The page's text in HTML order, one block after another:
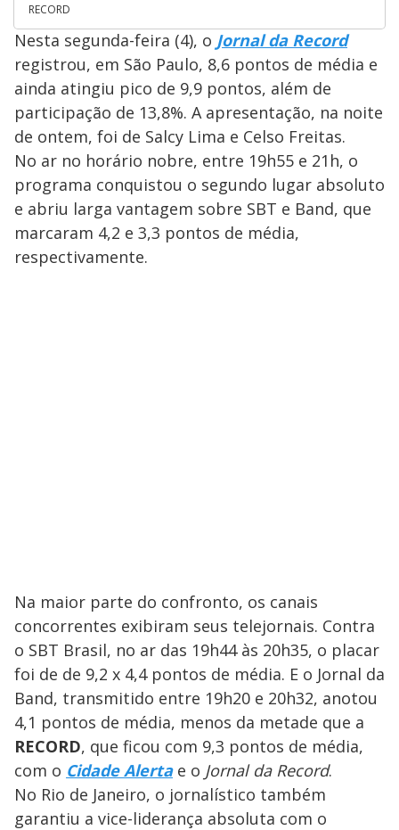
RECORD
Nesta segunda-feira (4), o Jornal da Record
registrou, em São Paulo, 8,6 pontos de média e
ainda atingiu pico de 9,9 pontos, além de
participação de 13,8%. A apresentação, na noite
de ontem, foi de Salcy Lima e Celso Freitas.
No ar no horário nobre, entre 19h55 e 21h, o
programa conquistou o segundo lugar absoluto
e abriu larga vantagem sobre SBT e Band, que
marcaram 4,2 e 3,3 pontos de média,
respectivamente.
Na maior parte do confronto, os canais
concorrentes exibiram seus telejornais. Contra
o SBT Brasil, no ar das 19h44 às 20h35, o placar
foi de de 9,2 x 4,4 pontos de média. E o Jornal da
Band, transmitido entre 19h20 e 20h32, anotou
4,1 pontos de média, menos da metade que a
RECORD, que ficou com 9,3 pontos de média,
com o Cidade Alertae o Jornal da Record.
No Rio de Janeiro, o jornalístico também
garantiu a vice-liderança absoluta com o